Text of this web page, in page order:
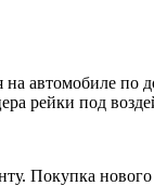
автомобиле по
рейки под
Покупка нового